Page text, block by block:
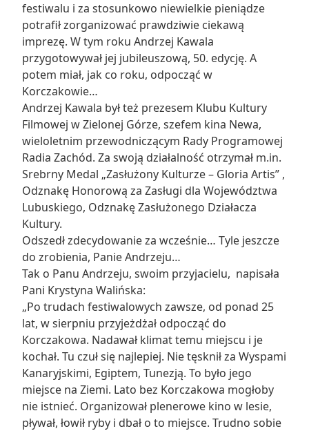
festiwalu i za stosunkowo niewielkie pieniądze
potrafił zorganizować prawdziwie ciekawą
imprezę. W tym roku Andrzej Kawala
przygotowywał jej jubileuszową, 50. edycję. A
potem miał, jak co roku, odpocząć w
Korczakowie…
Andrzej Kawala był też prezesem Klubu Kultury
Filmowej w Zielonej Górze, szefem kina Newa,
wieloletnim przewodniczącym Rady Programowej
Radia Zachód. Za swoją działalność otrzymał m.in.
Srebrny Medal „Zasłużony Kulturze – Gloria Artis” ,
Odznakę Honorową za Zasługi dla Województwa
Lubuskiego, Odznakę Zasłużonego Działacza
Kultury.
Odszedł zdecydowanie za wcześnie… Tyle jeszcze
do zrobienia, Panie Andrzeju…
Tak o Panu Andrzeju, swoim przyjacielu, napisała
Pani Krystyna Walińska:
„Po trudach festiwalowych zawsze, od ponad 25
lat, w sierpniu przyjeżdżał odpocząć do
Korczakowa. Nadawał klimat temu miejscu i je
kochał. Tu czuł się najlepiej. Nie tęsknił za Wyspami
Kanaryjskimi, Egiptem, Tunezją. To było jego
miejsce na Ziemi. Lato bez Korczakowa mogłoby
nie istnieć. Organizował plenerowe kino w lesie,
pływał, łowił ryby i dbał o to miejsce. Trudno sobie